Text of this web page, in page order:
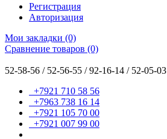
Регистрация
Авторизация
Мои закладки (0)
Сравнение товаров (0)
52-58-56 / 52-56-55 / 92-16-14 / 52-05-03
+7921 710 58 56
+7963 738 16 14
+7921 105 70 00
+7921 007 99 00